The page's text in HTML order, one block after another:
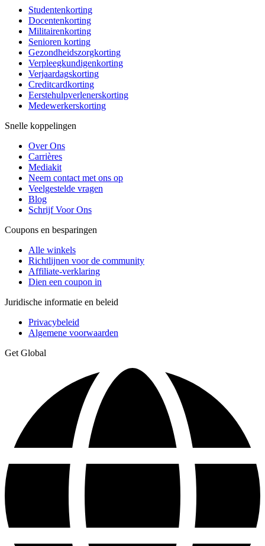
Studentenkorting
Docentenkorting
Militairenkorting
Senioren korting
Gezondheidszorgkorting
Verpleegkundigenkorting
Verjaardagskorting
Creditcardkorting
Eerstehulpverlenerskorting
Medewerkerskorting
Snelle koppelingen
Over Ons
Carrières
Mediakit
Neem contact met ons op
Veelgestelde vragen
Blog
Schrijf Voor Ons
Coupons en besparingen
Alle winkels
Richtlijnen voor de community
Affiliate-verklaring
Dien een coupon in
Juridische informatie en beleid
Privacybeleid
Algemene voorwaarden
Get Global